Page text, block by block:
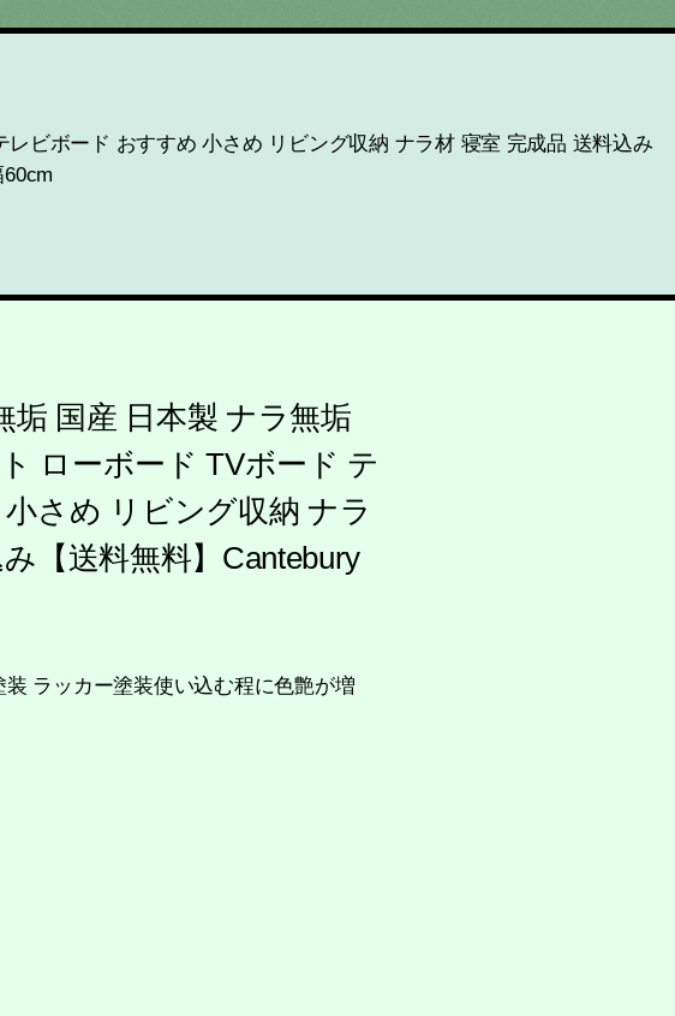
ビボード おすすめ 小さめ リビング収納 ナラ材 寝室 完成品 送料込み
垢 国産 日本製 ナラ無垢
ローボード TVボード テ
さめ リビング収納 ナラ
【送料無料】Cantebury
ラッカー塗装使い込む程に色艶が増